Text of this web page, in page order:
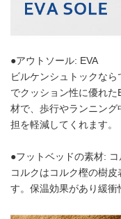
●アウトソール: EVA
ビルケンシュトックな
でクッション性に優れ
材で、歩行やランニン
担を軽減してくれます。
●フットベッドの素材: コ
コルクはコルク樫の樹
す。保温効果があり緩衝